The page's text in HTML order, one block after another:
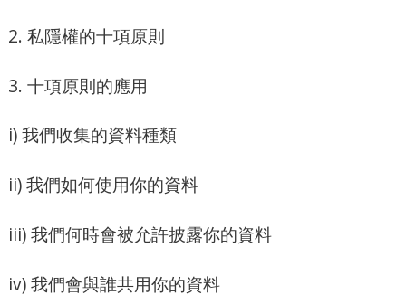
2. 私隱權的十項原則
3. 十項原則的應用
i) 我們收集的資料種類
ii) 我們如何使用你的資料
iii) 我們何時會被允許披露你的資料
iv) 我們會與誰共用你的資料